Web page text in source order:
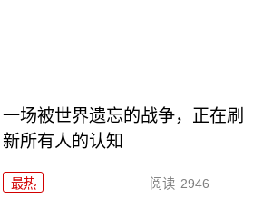
一场被世界遗忘的战争，正在刷
新所有人的认知
最热 阅读 2946